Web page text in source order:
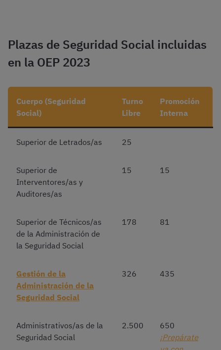
Plazas de Seguridad Social incluidas
en la OEP 2023
Cuerpo (Seguridad
Social)
Turno
Libre
Promoción
Interna
Superior de Letrados/as 25
Superior de
Interventores/as y
Auditores/as
15 15
Superior de Técnicos/as
de la Administración de
la Seguridad Social
178 81
Gestión de la
Administración de la
Seguridad Social
326 435
Administrativos/as de la
Seguridad Social
2.500
650
¡Prepárate